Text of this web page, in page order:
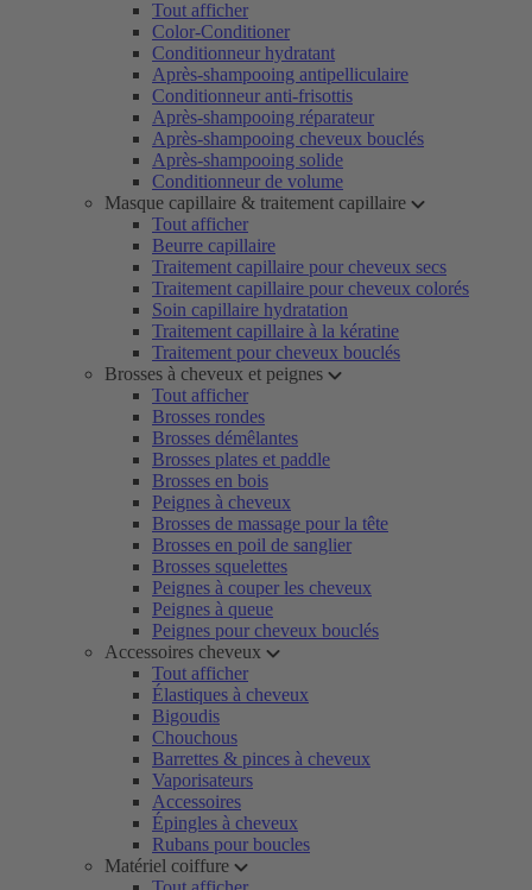
Tout afficher
Color-Conditioner
Conditionneur hydratant
Après-shampooing antipelliculaire
Conditionneur anti-frisottis
Après-shampooing réparateur
Après-shampooing cheveux bouclés
Après-shampooing solide
Conditionneur de volume
Masque capillaire & traitement capillaire
Tout afficher
Beurre capillaire
Traitement capillaire pour cheveux secs
Traitement capillaire pour cheveux colorés
Soin capillaire hydratation
Traitement capillaire à la kératine
Traitement pour cheveux bouclés
Brosses à cheveux et peignes
Tout afficher
Brosses rondes
Brosses démêlantes
Brosses plates et paddle
Brosses en bois
Peignes à cheveux
Brosses de massage pour la tête
Brosses en poil de sanglier
Brosses squelettes
Peignes à couper les cheveux
Peignes à queue
Peignes pour cheveux bouclés
Accessoires cheveux
Tout afficher
Élastiques à cheveux
Bigoudis
Chouchous
Barrettes & pinces à cheveux
Vaporisateurs
Accessoires
Épingles à cheveux
Rubans pour boucles
Matériel coiffure